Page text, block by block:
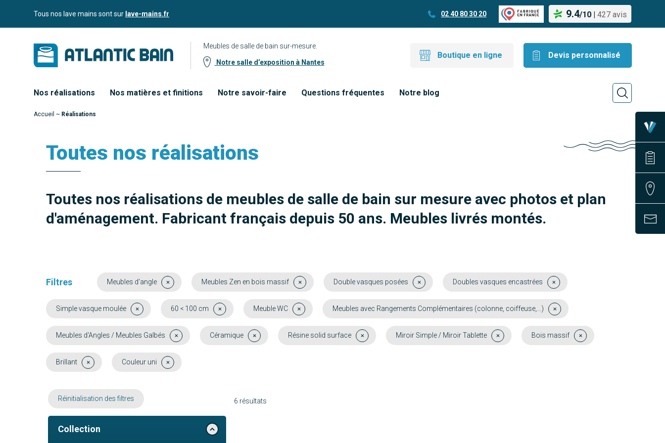
Aller auTous nos lave mains sont sur lave-mains.fr 02 40 80 30 20 9.4/10 | 427 avis
Meubles de salle de bain sur-mesure.
Notre salle d’exposition à Nantes
Boutique en ligne Devis personnalisé
Nos réalisations Nos matières et finitions Notre savoir-faire Questions fréquentes Notre blog
Accueil ~ Réalisations
Toutes nos réalisations
Toutes nos réalisations de meubles de salle de bain sur mesure avec photos et plan
d'aménagement. Fabricant français depuis 50 ans. Meubles livrés montés.
Filtres Meubles d'angle Meubles Zen en bois massif Double vasques posées Doubles vasques encastrées
Simple vasque moulée 60 < 100 cm Meuble WC Meubles avec Rangements Complémentaires (colonne, coiffeuse,...)
Meubles d'Angles / Meubles Galbés Céramique Résine solid surface Miroir Simple / Miroir Tablette Bois massif
Brillant Couleur uni
Réinitialisation des filtres
Collection
6 résultats